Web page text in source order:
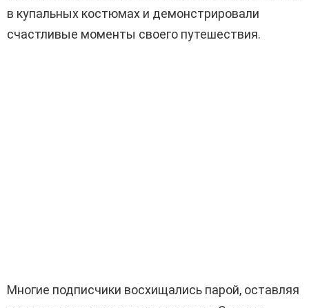
в купальных костюмах и демонстрировали
счастливые моменты своего путешествия.
Многие подписчики восхищались парой, оставляя